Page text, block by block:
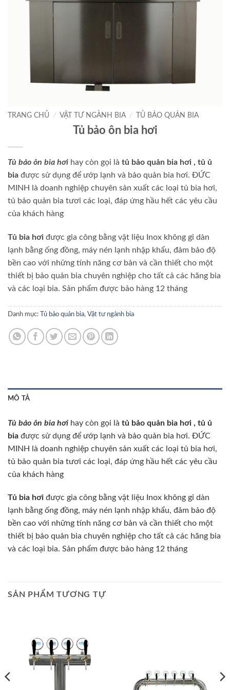
TRANG CHỦ / VẬT TƯ NGÀNH BIA / TỦ BẢO QUẢN BIA
Tủ bảo ôn bia hơi
Tủ bảo ôn bia hơi hay còn gọi là tủ bảo quản bia hơi , tủ ủ
bia được sử dụng để ướp lạnh và bảo quản bia hơi. ĐỨC
MINH là doanh nghiệp chuyên sản xuất các loại tủ bia hơi,
tủ bảo quản bia tươi các loại, đáp ứng hầu hết các yêu cầu
của khách hàng
Tủ bia hơi được gia công bằng vật liệu Inox không gỉ dàn
lạnh bằng ống đồng, máy nén lạnh nhập khẩu, đảm bảo độ
bền cao với những tính năng cơ bản và cần thiết cho một
thiết bị bảo quản bia chuyên nghiệp cho tất cả các hãng bia
và các loại bia. Sản phẩm được bảo hàng 12 tháng
Danh mục: Tủ bảo quản bia, Vật tư ngành bia
MÔ TẢ
Tủ bảo ôn bia hơi hay còn gọi là tủ bảo quản bia hơi , tủ ủ
bia được sử dụng để ướp lạnh và bảo quản bia hơi. ĐỨC
MINH là doanh nghiệp chuyên sản xuất các loại tủ bia hơi,
tủ bảo quản bia tươi các loại, đáp ứng hầu hết các yêu cầu
của khách hàng
Tủ bia hơi được gia công bằng vật liệu Inox không gỉ dàn
lạnh bằng ống đồng, máy nén lạnh nhập khẩu, đảm bảo độ
bền cao với những tính năng cơ bản và cần thiết cho một
thiết bị bảo quản bia chuyên nghiệp cho tất cả các hãng bia
và các loại bia. Sản phẩm được bảo hàng 12 tháng
SẢN PHẨM TƯƠNG TỰ